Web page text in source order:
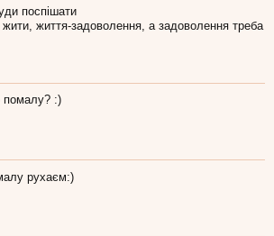
поспішати
життя-задоволення, а задоволення треба
помалу? :)
рухаєм:)